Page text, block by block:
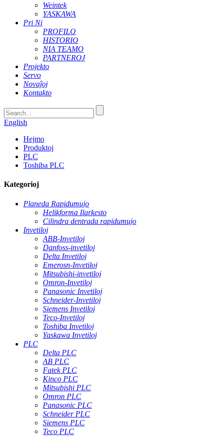
Weintek
YASKAWA
Pri Ni
PROFILO
HISTORIO
NIA TEAMO
PARTNEROJ
Projekto
Servo
Novaĵoj
Kontakto
English
Hejmo
Produktoj
PLC
Toshiba PLC
Kategorioj
Planeda Rapidumujo
Helikforma Ilarkesto
Cilindra dentrada rapidumujo
Invetiloj
ABB-Invetiloj
Danfoss-invetiloj
Delta Invetiloj
Emerosn-Invetiloj
Mitsubishi-invetiloj
Omron-Invetiloj
Panasonic Invetiloj
Schneider-Invetiloj
Siemens Invetiloj
Teco-Invetiloj
Toshiba Invetiloj
Yaskawa Invetiloj
PLC
Delta PLC
AB PLC
Fatek PLC
Kinco PLC
Mitsubishi PLC
Omron PLC
Panasonic PLC
Schneider PLC
Siemens PLC
Teco PLC